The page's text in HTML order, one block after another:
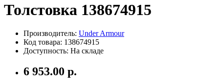
Толстовка 138674915
Производитель: Under Armour
Код товара: 138674915
Доступность: На складе
6 953.00 р.